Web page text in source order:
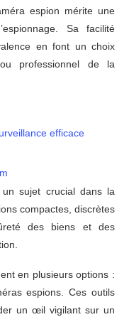
espion mérite une
Sa facilité
en font un choix
professionnel de la
efficace
sujet crucial dans la
compactes, discrètes
des biens et des
en plusieurs options :
espions. Ces outils
un œil vigilant sur un